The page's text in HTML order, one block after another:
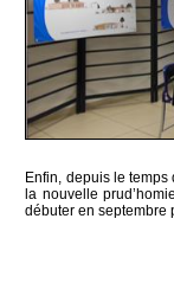
Enfin, depuis le
la nouvelle
débuter en septembre